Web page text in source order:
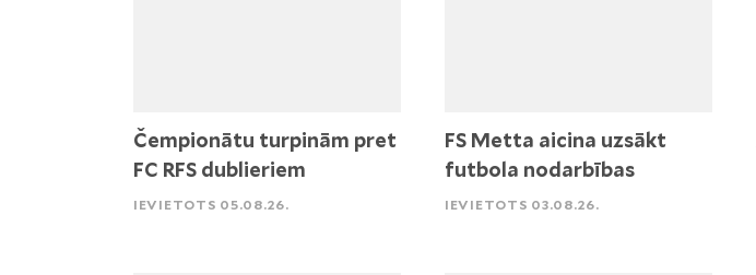
Čempionātu turpinām pret
FC RFS dublieriem
IEVIETOTS 05.08.26.
FS Metta aicina uzsākt
futbola nodarbības
IEVIETOTS 03.08.26.